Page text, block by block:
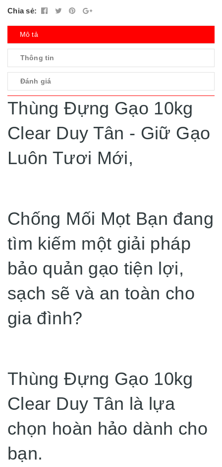
Chia sẻ:
Mô tả
Thông tin
Đánh giá
Thùng Đựng Gạo 10kg
Clear Duy Tân - Giữ Gạo
Luôn Tươi Mới,
Chống Mối Mọt Bạn đang
tìm kiếm một giải pháp
bảo quản gạo tiện lợi,
sạch sẽ và an toàn cho
gia đình?
Thùng Đựng Gạo 10kg
Clear Duy Tân là lựa
chọn hoàn hảo dành cho
bạn.